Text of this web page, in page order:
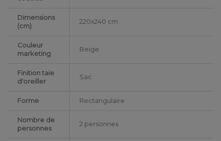
Dimensions
(cm)
220x240 cm
Couleur
marketing
Beige
Finition taie
d'oreiller
Sac
Forme Rectangulaire
Nombre de
personnes
2 personnes